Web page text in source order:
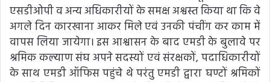
एसडीओपी व अन्य अधिकारीयों के समक्ष अश्वस्त किया था कि वे
अगले दिन कारखाना आकर मिले एवं उनकी पंचींग कर काम में
वापस लिया जायेगा। इस आश्वासन के बाद एमडी के बुलावे पर
श्रमिक कल्याण संघ अपने सदस्यों एवं संरक्षकों, पदाधिकारीयों
के साथ एमडी ऑफिस पहुंचे थे परंतु एमडी द्वारा घण्टों श्रमिकों